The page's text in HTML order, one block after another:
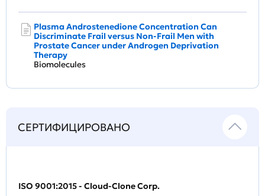
Plasma Androstenedione Concentration Can
Discriminate Frail versus Non-Frail Men with
Prostate Cancer under Androgen Deprivation
Therapy
Biomolecules
СЕРТИФИЦИРОВАНО
ISO 9001:2015 - Cloud-Clone Corp.